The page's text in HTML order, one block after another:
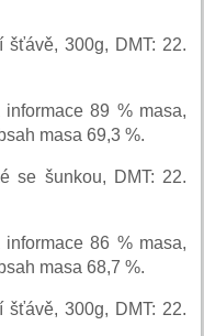
šťávě, 300g, DMT: 22.
89 % masa,
masa 69,3 %.
se šunkou, DMT: 22.
86 % masa,
masa 68,7 %.
šťávě, 300g, DMT: 22.